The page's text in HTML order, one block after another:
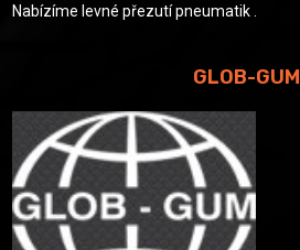
Nabízíme levné přezutí pneumatik .
GLOB-GUM